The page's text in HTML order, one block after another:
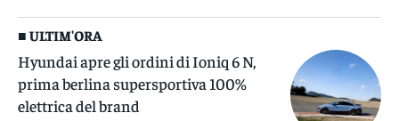
■ ULTIM'ORA
Hyundai apre gli ordini di Ioniq 6 N,
prima berlina supersportiva 100%
elettrica del brand